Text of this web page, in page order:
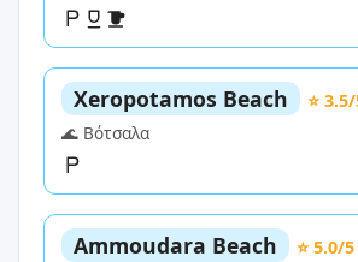
Xeropotamos Beach
⭐
🌊 Βότσαλα
Ammoudara Beach
⭐ 5.0/5